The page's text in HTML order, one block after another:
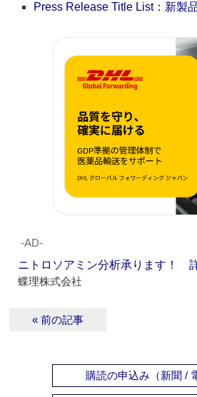
Press Release Title List：新製
‐AD‐
ニトロソアミン分析承ります！
蝶理株式会社
« 前の記事
購読の申込み（新聞 /